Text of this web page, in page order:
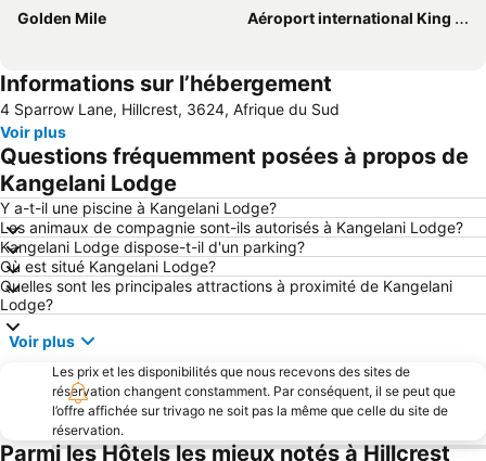
Golden Mile
Aéroport international King Shaka
Informations sur l’hébergement
4 Sparrow Lane, Hillcrest, 3624, Afrique du Sud
Voir plus
Questions fréquemment posées à propos de
Kangelani Lodge
Y a-t-il une piscine à Kangelani Lodge?
Les animaux de compagnie sont-ils autorisés à Kangelani Lodge?
Kangelani Lodge dispose-t-il d'un parking?
Où est situé Kangelani Lodge?
Quelles sont les principales attractions à proximité de Kangelani
Lodge?
Voir plus
Les prix et les disponibilités que nous recevons des sites de
réservation changent constamment. Par conséquent, il se peut que
l’offre affichée sur trivago ne soit pas la même que celle du site de
réservation.
Parmi les Hôtels les mieux notés à Hillcrest